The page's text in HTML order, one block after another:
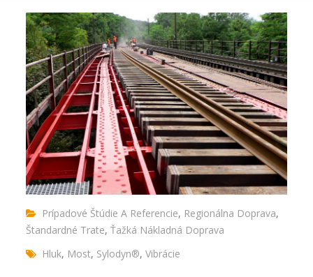
Prípadové Štúdie A Referencie, Regionálna Doprava,
Štandardné Trate,Ťažká Nákladná Doprava
Hluk, Most, Sylodyn®,Vibrácie